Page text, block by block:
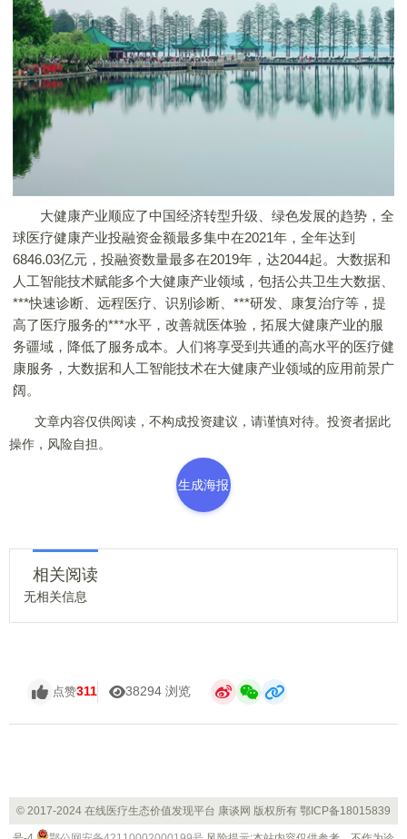
大健康产业顺应了中国经济转型升级、绿色发展的趋势，全
球医疗健康产业投融资金额最多集中在2021年，全年达到
6846.03亿元，投融资数量最多在2019年，达2044起。大数据和
人工智能技术赋能多个大健康产业领域，包括公共卫生大数据、
***快速诊断、远程医疗、识别诊断、***研发、康复治疗等，提
高了医疗服务的***水平，改善就医体验，拓展大健康产业的服
务疆域，降低了服务成本。人们将享受到共通的高水平的医疗健
康服务，大数据和人工智能技术在大健康产业领域的应用前景广
阔。
文章内容仅供阅读，不构成投资建议，请谨慎对待。投资者据此
操作，风险自担。
生成海报
相关阅读
无相关信息
点赞311 38294 浏览
© 2017-2024 在线医疗生态价值发现平台 康谈网 版权所有 鄂ICP备18015839